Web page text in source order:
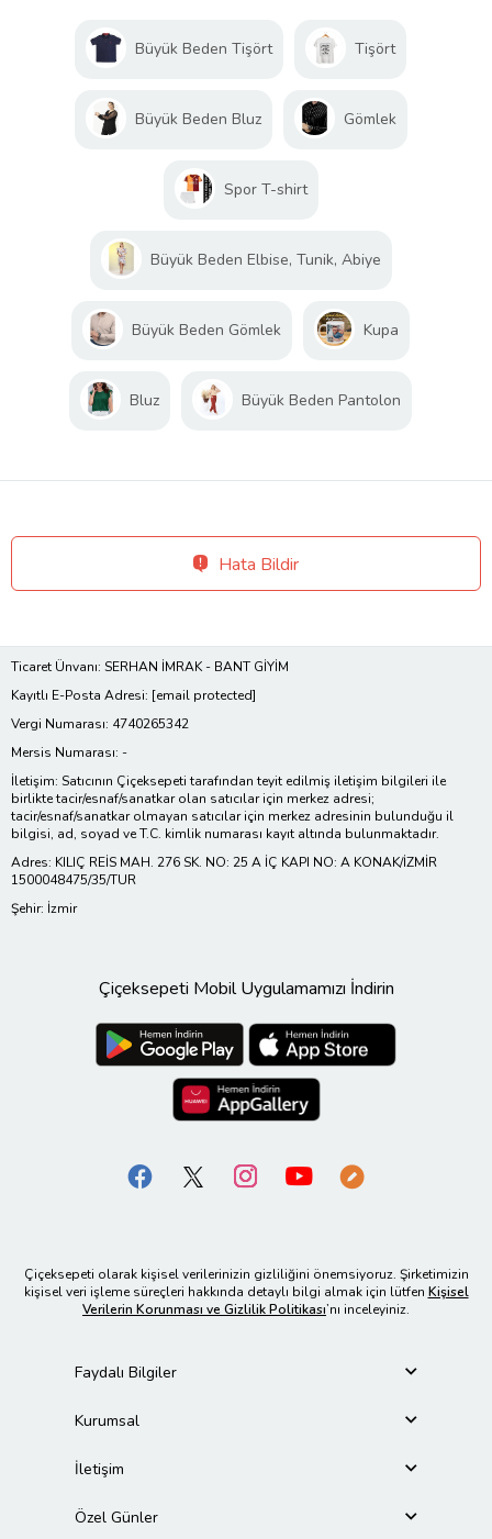
Büyük Beden Tişört Tişört
Büyük Beden Bluz Gömlek
Spor T-shirt
Büyük Beden Elbise, Tunik, Abiye
Büyük Beden Gömlek Kupa
Bluz Büyük Beden Pantolon
Hata Bildir
Ticaret Ünvanı: SERHAN İMRAK - BANT GİYİM
Kayıtlı E-Posta Adresi: [email protected]
Vergi Numarası: 4740265342
Mersis Numarası: -
İletişim: Satıcının Çiçeksepeti tarafından teyit edilmiş iletişim bilgileri ile
birlikte tacir/esnaf/sanatkar olan satıcılar için merkez adresi;
tacir/esnaf/sanatkar olmayan satıcılar için merkez adresinin bulunduğu il
bilgisi, ad, soyad ve T.C. kimlik numarası kayıt altında bulunmaktadır.
Adres: KILIÇ REİS MAH. 276 SK. NO: 25 A İÇ KAPI NO: A KONAK/İZMİR
1500048475/35/TUR
Şehir: İzmir
Çiçeksepeti Mobil Uygulamamızı İndirin
Çiçeksepeti olarak kişisel verilerinizin gizliliğini önemsiyoruz. Şirketimizin
kişisel veri işleme süreçleri hakkında detaylı bilgi almak için lütfen Kişisel
Verilerin Korunması ve Gizlilik Politikası’nı inceleyiniz.
Faydalı Bilgiler
Kurumsal
İletişim
Özel Günler